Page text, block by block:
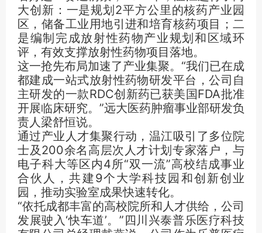
大创新：一是规划2平方公里的核药产业园
区，储备工业用地引进和培育核药项目；二
是编制完成放射性药物产业规划和区域环
评，有效支撑放射性药物项目落地。
这一抢先布局加速了产业集聚。“我们已在成
都建成一站式放射性药物研发平台，公司自
主研发的一款RDC创新药已获美国FDA批准
开展临床研究。”远大医药肿瘤事业部研发负
责人梁舒恒说。
通过产业人才集聚行动，温江吸引了多位院
士及200余名高层次人才计划专家落户，与
电子科大等区内4所“双一流”高校结成事业
合伙人，共建9个大学科技园和创新创业
园，推动实验室成果快速转化。
“依托成都丰富的高校院所和人才供给，公司
发展驶入‘快车道’。”四川兴泰普乐医疗科技